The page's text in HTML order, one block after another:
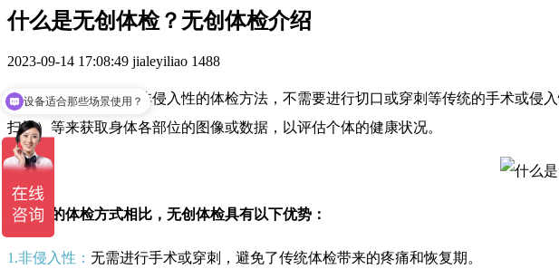
什么是无创体检？无创体检介绍
2023-09-14 17:08:49 jialeyiliao 1488
无创体检指的是一种非侵入性的体检方法，不需要进行切口或穿刺等传统的手术或
扫描）等来获取身体各部位的图像或数据，以评估个体的健康状况。
与传统的体检方式相比，无创体检具有以下优势：
1.非侵入性： 无需进行手术或穿刺，避免了传统体检带来的疼痛和恢复期。
设备适合那些场景使用？